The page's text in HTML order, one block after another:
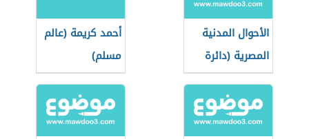
الأحوال المدنية
المصرية (دائرة
حكومية)
أحمد كريمة (عالم
مسلم)